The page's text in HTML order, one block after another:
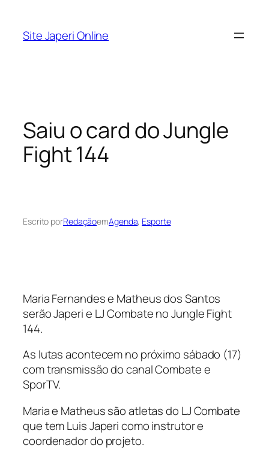
Site Japeri Online
Saiu o card do Jungle
Fight 144
Escrito porRedaçãoemAgenda, Esporte
Maria Fernandes e Matheus dos Santos
serão Japeri e LJ Combate no Jungle Fight
144.
As lutas acontecem no próximo sábado (17)
com transmissão do canal Combate e
SporTV.
Maria e Matheus são atletas do LJ Combate
que tem Luis Japeri como instrutor e
coordenador do projeto.